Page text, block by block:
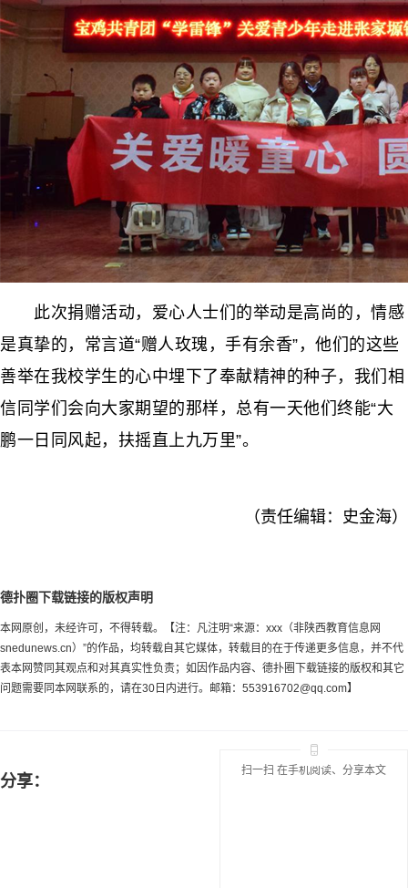
此次捐赠活动，爱心人士们的举动是高尚的，情感
是真挚的，常言道“赠人玫瑰，手有余香”，他们的这些
善举在我校学生的心中埋下了奉献精神的种子，我们相
信同学们会向大家期望的那样，总有一天他们终能“大
鹏一日同风起，扶摇直上九万里”。
（责任编辑：史金海）
德扑圈下载链接的版权声明
本网原创，未经许可，不得转载。【注：凡注明“来源：xxx（非陕西教育信息网
snedunews.cn）”的作品，均转载自其它媒体，转载目的在于传递更多信息，并不代
表本网赞同其观点和对其真实性负责；如因作品内容、德扑圈下载链接的版权和其它
问题需要同本网联系的，请在30日内进行。邮箱： 553916702@qq.com】
分享：
扫一扫 在手机阅读、分享本文